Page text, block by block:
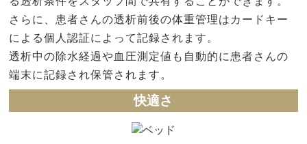
さらに、患者さんの透析前後の体重管理はカードキー
による個人認証によって記録されます。
透析中の除水経過や血圧測定値も自動的に患者さんの
端末に記録され保管されます。
快適さ